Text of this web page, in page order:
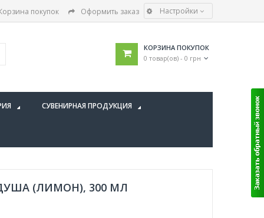
покупок Оформить заказ Настройки
КОРЗИНА ПОКУПОК
0 товар(ов) - 0 грн
СУВЕНИРНАЯ ПРОДУКЦИЯ
ДУША (ЛИМОН), 300 МЛ